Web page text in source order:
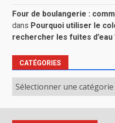
Four de boulangerie :
dans Pourquoi utiliser le
rechercher les fuites d’eau
CATÉGORIES
Catégories